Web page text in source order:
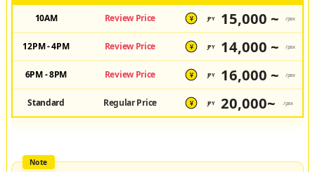
10AM Review Price ¥ JPY 15,000 ~ /pax
12PM - 4PM Review Price ¥ JPY 14,000 ~ /pax
6PM - 8PM Review Price ¥ JPY 16,000 ~ /pax
Standard Regular Price ¥ JPY 20,000~ /pax